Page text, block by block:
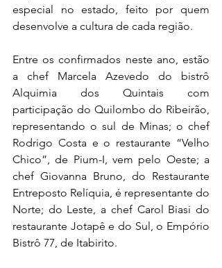
especial no estado, feito por quem
desenvolve a cultura de cada região.
Entre os confirmados neste ano, estão
a chef Marcela Azevedo do bistrô
Alquimia dos Quintais com
participação do Quilombo do Ribeirão,
representando o sul de Minas; o chef
Rodrigo Costa e o restaurante “Velho
Chico”, de Pium-I, vem pelo Oeste; a
chef Giovanna Bruno, do Restaurante
Entreposto Relíquia, é representante do
Norte; do Leste, a chef Carol Biasi do
restaurante Jotapê e do Sul, o Empório
Bistrô 77, de Itabirito.